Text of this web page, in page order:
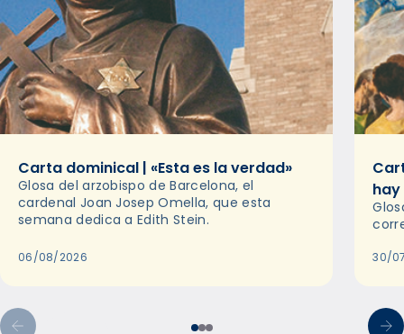
Carta dominical | «Esta es la verdad»
Glosa del arzobispo de Barcelona, el
cardenal Joan Josep Omella, que esta
semana dedica a Edith Stein.
06/08/2026 30/